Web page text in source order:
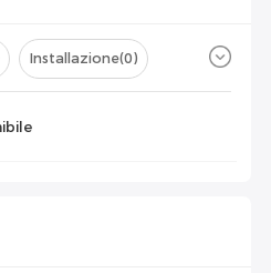
Installazione(0)